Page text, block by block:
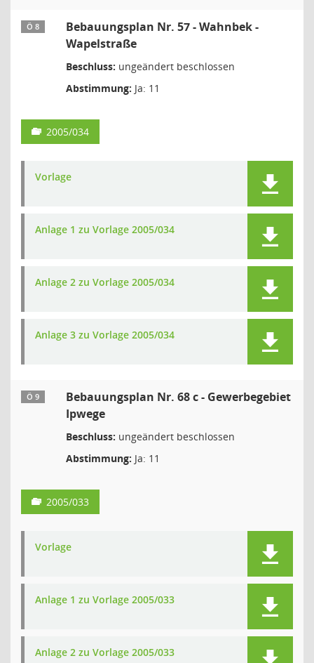
Ö 8
Bebauungsplan Nr. 57 - Wahnbek -
Wapelstraße
Beschluss: ungeändert beschlossen
Abstimmung: Ja: 11
2005/034
Vorlage
Anlage 1 zu Vorlage 2005/034
Anlage 2 zu Vorlage 2005/034
Anlage 3 zu Vorlage 2005/034
Ö 9
Bebauungsplan Nr. 68 c - Gewerbegebiet
Ipwege
Beschluss: ungeändert beschlossen
Abstimmung: Ja: 11
2005/033
Vorlage
Anlage 1 zu Vorlage 2005/033
Anlage 2 zu Vorlage 2005/033